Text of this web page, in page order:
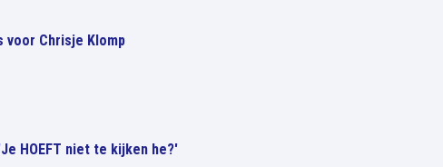
voor Chrisje Klomp
HOEFT niet te kijken he?'